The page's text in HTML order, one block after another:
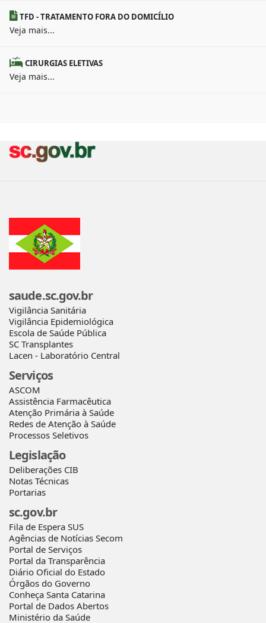
TFD - TRATAMENTO FORA DO DOMICÍLIO
Veja mais...
CIRURGIAS ELETIVAS
Veja mais...
saude.sc.gov.br
Vigilância Sanitária
Vigilância Epidemiológica
Escola de Saúde Pública
SC Transplantes
Lacen - Laboratório Central
Serviços
ASCOM
Assistência Farmacêutica
Atenção Primária à Saúde
Redes de Atenção à Saúde
Processos Seletivos
Legislação
Deliberações CIB
Notas Técnicas
Portarias
sc.gov.br
Fila de Espera SUS
Agências de Notícias Secom
Portal de Serviços
Portal da Transparência
Diário Oficial do Estado
Órgãos do Governo
Conheça Santa Catarina
Portal de Dados Abertos
Ministério da Saúde